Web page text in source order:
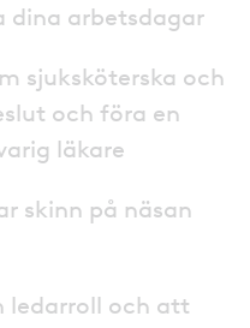
arbetsdagar
sjuksköterska och
och föra en
läkare
skinn på näsan
ledarroll och att